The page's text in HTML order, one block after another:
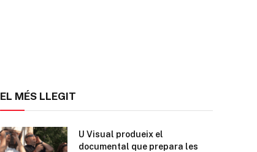
EL MÉS LLEGIT
U Visual produeix el
documental que prepara les